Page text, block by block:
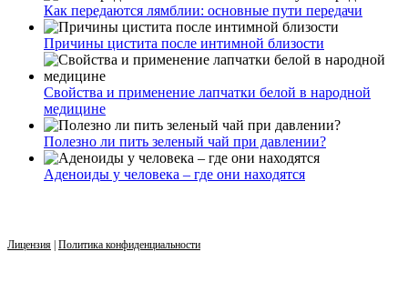
Как передаются лямблии: основные пути передачи
Причины цистита после интимной близости
Свойства и применение лапчатки белой в народной
медицине
Полезно ли пить зеленый чай при давлении?
Аденоиды у человека – где они находятся
Лицензия Политика конфиденциальности